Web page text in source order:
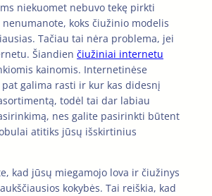
niekuomet nebuvo tekę pirkti
koks čiužinio modelis
Tačiau tai nėra problema, jei
Šiandien čiužiniai internetu
kainomis. Internetinėse
galima rasti ir kur kas didesnį
todėl tai dar labiau
nes galite pasirinkti būtent
atitiks jūsų išskirtinius
kad jūsų miegamojo lova ir čiužinys
kokybės. Tai reiškia, kad